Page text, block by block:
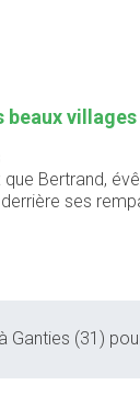
Bertrand,
ses
Ganties (31)